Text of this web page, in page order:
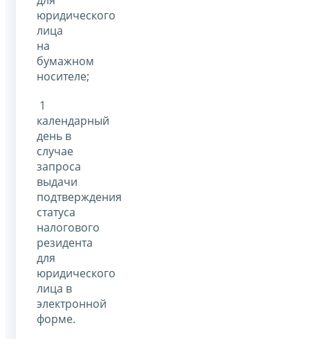
юридического
лица
на
бумажном
носителе;
1
календарный
день в
случае
запроса
выдачи
подтверждения
статуса
налогового
резидента
для
юридического
лица в
электронной
форме.